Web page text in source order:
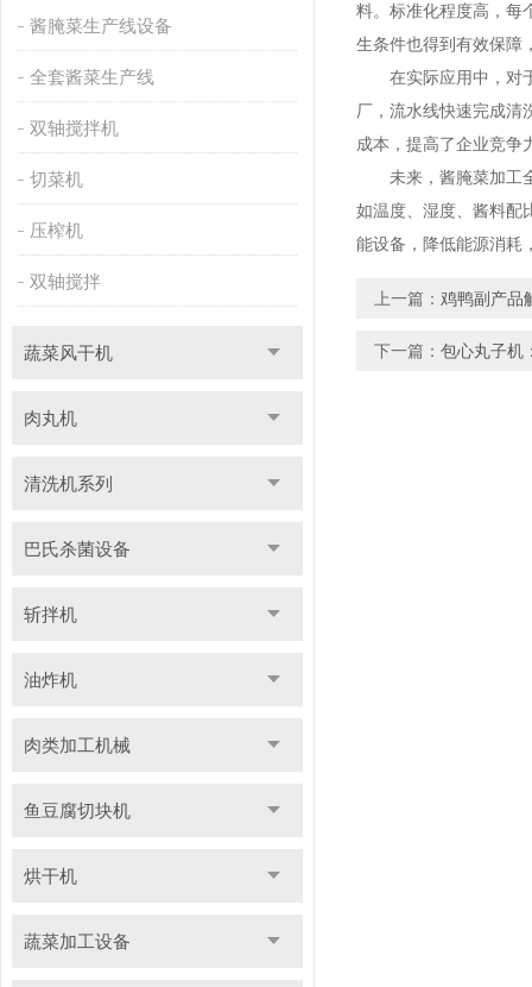
酱腌菜生产线设备
全套酱菜生产线
双轴搅拌机
切菜机
压榨机
双轴搅拌
蔬菜风干机
肉丸机
清洗机系列
巴氏杀菌设备
斩拌机
油炸机
肉类加工机械
鱼豆腐切块机
烘干机
蔬菜加工设备
料。标准化程度高，每
生条件也得到有效保障
在实际应用中，对于
厂，流水线快速完成清
成本，提高了企业竞争
未来，酱腌菜加工全
如温度、湿度、酱料配
能设备，降低能源消耗
上一篇： 鸡鸭副产品
下一篇： 包心丸子机